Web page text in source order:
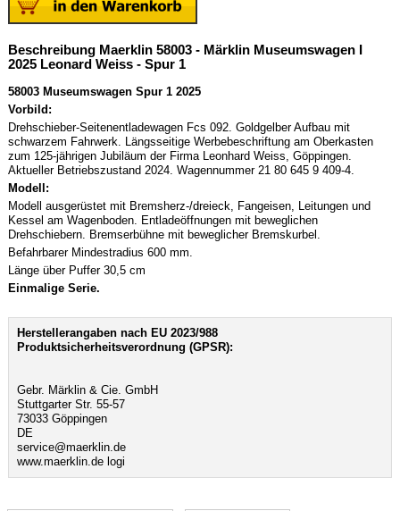
Beschreibung Maerklin 58003 - Märklin Museumswagen I
2025 Leonard Weiss - Spur 1
58003 Museumswagen Spur 1 2025
Vorbild:
Drehschieber-Seitenentladewagen Fcs 092. Goldgelber Aufbau mit
schwarzem Fahrwerk. Längsseitige Werbebeschriftung am Oberkasten
zum 125-jährigen Jubiläum der Firma Leonhard Weiss, Göppingen.
Aktueller Betriebszustand 2024. Wagennummer 21 80 645 9 409-4.
Modell:
Modell ausgerüstet mit Bremsherz-/dreieck, Fangeisen, Leitungen und
Kessel am Wagenboden. Entladeöffnungen mit beweglichen
Drehschiebern. Bremserbühne mit beweglicher Bremskurbel.
Befahrbarer Mindestradius 600 mm.
Länge über Puffer 30,5 cm
Einmalige Serie.
Herstellerangaben nach EU 2023/988
Produktsicherheitsverordnung (GPSR):
Gebr. Märklin & Cie. GmbH
Stuttgarter Str. 55-57
73033 Göppingen
DE
service@maerklin.de
www.maerklin.de logi